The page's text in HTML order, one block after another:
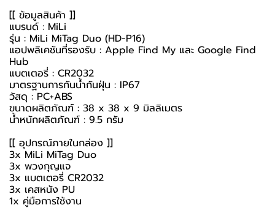
[[ ข้อมูลสินค้า ]]
แบรนด์ : MiLi
รุ่น : MiLi MiTag Duo (HD-P16)
แอปพลิเคชันที่รองรับ : Apple Find My และ Google Find
Hub
แบตเตอรี่ : CR2032
มาตรฐานการกันน้ำกันฝุ่น : IP67
วัสดุ : PC+ABS
ขนาดผลิตภัณฑ์ : 38 x 38 x 9 มิลลิเมตร
น้ำหนักผลิตภัณฑ์ : 9.5 กรัม
[[ อุปกรณ์ภายในกล่อง ]]
3x MiLi MiTag Duo
3x พวงกุญแจ
3x แบตเตอรี่ CR2032
3x เคสหนัง PU
1x คู่มือการใช้งาน